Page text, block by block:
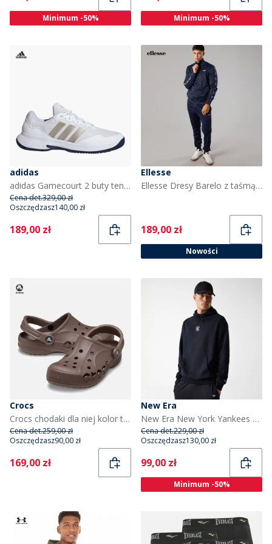
Minimum -50% Minimum -50%
adidas
adidas Gamecourt 2 buty tenisowe dla niego kolor Cloud White/Cyber Metallic/Dark Blue
Cena det.329,00 zł
Oszczędzasz140,00 zł
Current
189,00 zł
Ellesse
Ellesse Dresy Barelo z taśmą z poliestru dla niego kolor Navy
Current
189,00 zł
Nowości
Crocs
Crocs chodaki dla niej kolor truffle
Cena det.259,00 zł
Oszczędzasz90,00 zł
Current
169,00 zł
New Era
New Era New York Yankees bluza z kapturem dla niego kolor Czarny
Cena det.229,00 zł
Oszczędzasz130,00 zł
Current
99,00 zł
Minimum -50%